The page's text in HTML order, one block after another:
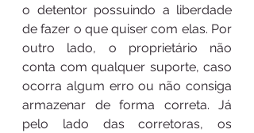
o detentor possuindo a liberdade
de fazer o que quiser com elas. Por
outro lado, o proprietário não
conta com qualquer suporte, caso
ocorra algum erro ou não consiga
armazenar de forma correta. Já
pelo lado das corretoras, os